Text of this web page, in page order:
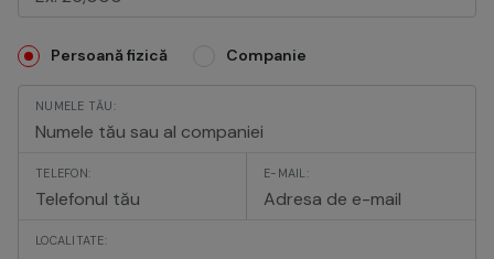
Persoană fizică Companie
NUMELE TĂU:
TELEFON: E-MAIL:
LOCALITATE: